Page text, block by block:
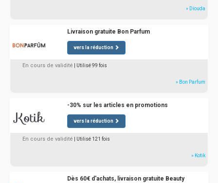
» Diouda
Livraison gratuite Bon Parfum
vers la réduction
En cours de validité | Utilisé 99 fois
» Bon Parfum
-30% sur les articles en promotions
vers la réduction
En cours de validité | Utilisé 121 fois
» Kotik
Dès 60€ d'achats, livraison gratuite Beauty